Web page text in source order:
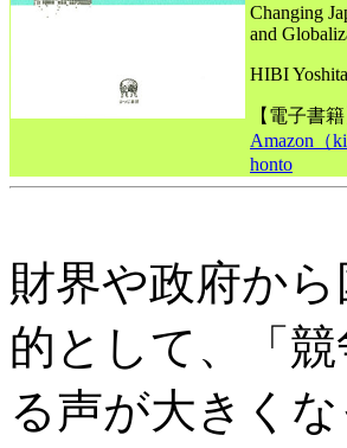
Changing
and
HIBI
【電子書籍
Amazon（
honto
財界や政府か
的として、「
る声が大きく